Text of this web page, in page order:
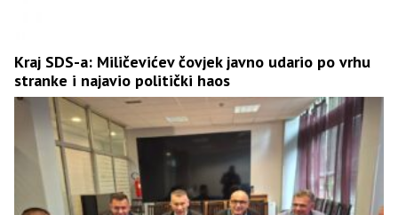
Kraj SDS-a: Miličevićev čovjek javno udario po vrhu
stranke i najavio politički haos